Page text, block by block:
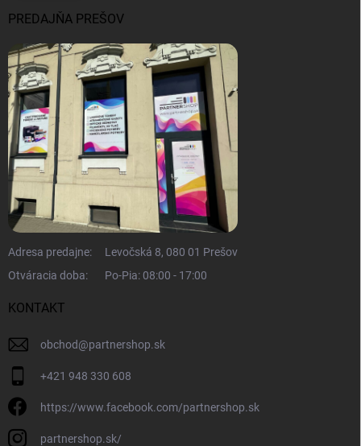
PREDAJŇA PREŠOV
Adresa predajne:
Levočská 8, 080 01 Prešov
Otváracia doba:
Po-Pia: 08:00 - 17:00
KONTAKT
obchod@partnershop.sk
+421 948 330 608
https://www.facebook.com/partnershop.sk
partnershop.sk/